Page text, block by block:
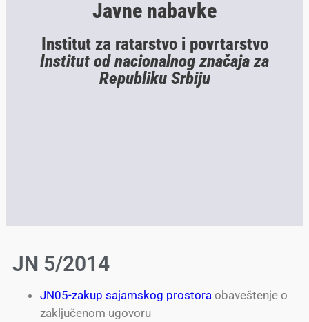
Javne nabavke
Institut za ratarstvo i povrtarstvo
Institut od nacionalnog značaja za
Republiku Srbiju
JN 5/2014
JN05-zakup sajamskog prostora obaveštenje o
zaključenom ugovoru